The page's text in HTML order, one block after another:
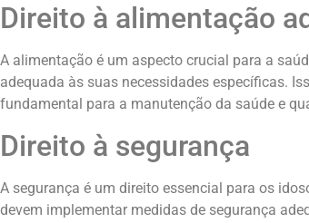
Direito à alimentação
A alimentação é um aspecto crucial para a
adequada às suas necessidades específicas.
fundamental para a manutenção da saúde e
Direito à segurança
A segurança é um direito essencial para os
devem implementar medidas de segurança